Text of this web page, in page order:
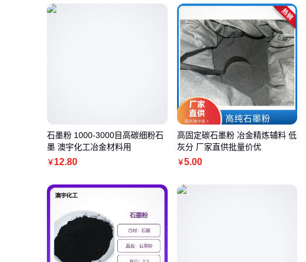
石墨粉 1000-3000目高碳细粉石
墨 澳宇化工冶金材料用
￥ 12.80
高固定碳石墨粉 冶金精炼辅料 低
灰分 厂家直供批量价优
￥5.00